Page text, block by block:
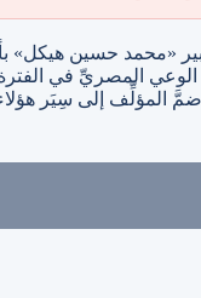
«محمد حسين هيكل»
الوعي المصريِّ في
المؤلِّف إلى سِيَر